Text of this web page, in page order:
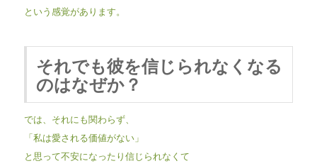
という感覚があります。
それでも彼を信じられなくなる
のはなぜか？
では、それにも関わらず、
「私は愛される価値がない」
と思って不安になったり信じられなくて